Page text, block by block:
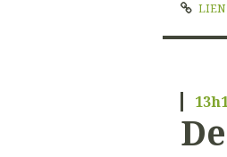
LIEN